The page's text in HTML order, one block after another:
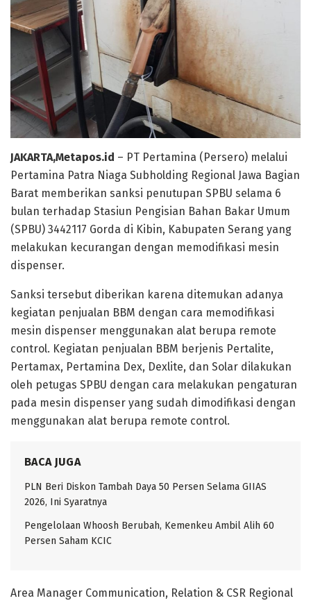
JAKARTA,Metapos.id – PT Pertamina (Persero) melalui
Pertamina Patra Niaga Subholding Regional Jawa Bagian
Barat memberikan sanksi penutupan SPBU selama 6
bulan terhadap Stasiun Pengisian Bahan Bakar Umum
(SPBU) 3442117 Gorda di Kibin, Kabupaten Serang yang
melakukan kecurangan dengan memodifikasi mesin
dispenser.
Sanksi tersebut diberikan karena ditemukan adanya
kegiatan penjualan BBM dengan cara memodifikasi
mesin dispenser menggunakan alat berupa remote
control. Kegiatan penjualan BBM berjenis Pertalite,
Pertamax, Pertamina Dex, Dexlite, dan Solar dilakukan
oleh petugas SPBU dengan cara melakukan pengaturan
pada mesin dispenser yang sudah dimodifikasi dengan
menggunakan alat berupa remote control.
BACA JUGA
PLN Beri Diskon Tambah Daya 50 Persen Selama GIIAS
2026, Ini Syaratnya
Pengelolaan Whoosh Berubah, Kemenkeu Ambil Alih 60
Persen Saham KCIC
Area Manager Communication, Relation & CSR Regional